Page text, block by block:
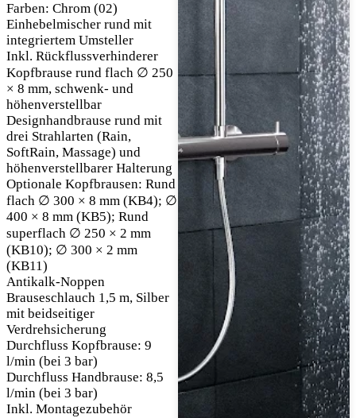
Farben: Chrom (02)
Einhebelmischer rund mit
integriertem Umsteller
Inkl. Rückflussverhinderer
Kopfbrause rund flach ∅ 250
× 8 mm, schwenk- und
höhenverstellbar
Designhandbrause rund mit
drei Strahlarten (Rain,
SoftRain, Massage) und
höhenverstellbarer Halterung
Optionale Kopfbrausen: Rund
flach ∅ 300 × 8 mm (KB4); ∅
400 × 8 mm (KB5); Rund
superflach ∅ 250 × 2 mm
(KB10); ∅ 300 × 2 mm
(KB11)
Antikalk-Noppen
Brauseschlauch 1,5 m, Silber
mit beidseitiger
Verdrehsicherung
Durchfluss Kopfbrause: 9
l/min (bei 3 bar)
Durchfluss Handbrause: 8,5
l/min (bei 3 bar)
Inkl. Montagezubehör